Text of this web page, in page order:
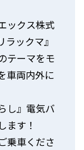
ックス株式
ックマ』
テーマをモ
車両内外に
し』電気バ
ます！
乗車くださ